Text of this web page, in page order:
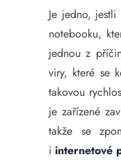
Je jedno,
notebooku,
jednou z
viry, které se
takovou
je zařízené
takže se
i internetové